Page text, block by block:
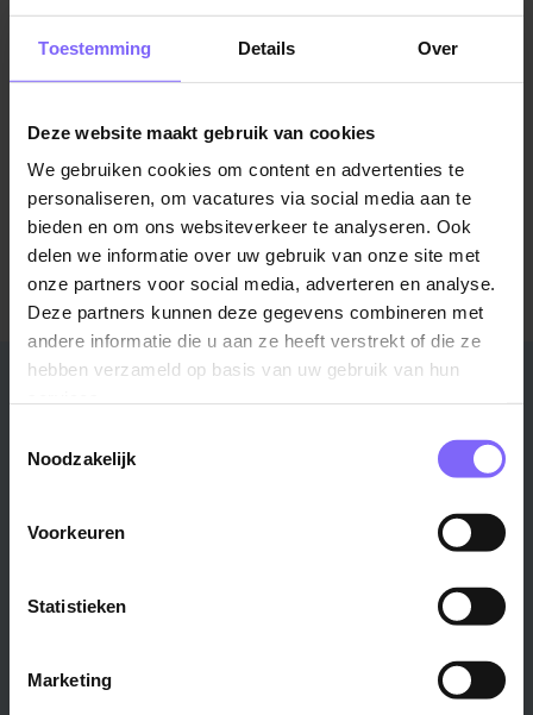
Toestemming Details Over
Deze website maakt gebruik van cookies
We gebruiken cookies om content en advertenties te
personaliseren, om vacatures via social media aan te
bieden en om ons websiteverkeer te analyseren. Ook
delen we informatie over uw gebruik van onze site met
onze partners voor social media, adverteren en analyse.
Deze partners kunnen deze gegevens combineren met
andere informatie die u aan ze heeft verstrekt of die ze
hebben verzameld op basis van uw gebruik van hun
Noodzakelijk
Voorkeuren
Statistieken
Marketing
©TomTom
Meer informatie over Fedex?
Bezoek de website
Stad
Venlo ›
Roermond ›
Alle steden ›
Regio